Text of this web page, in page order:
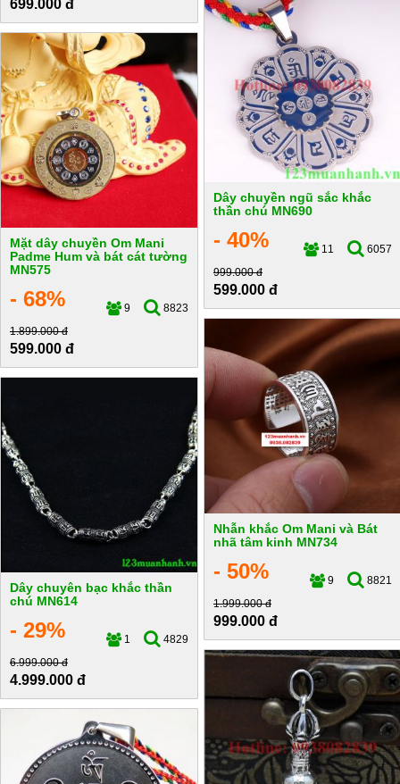
699.000 đ
Dây chuyền ngũ sắc khắc
thần chú MN690
- 40% 11
6057
999.000 đ
599.000 đ
Mặt dây chuyền Om Mani
Padme Hum và bát cát tường
MN575
- 68% 9
8823
1.899.000 đ
599.000 đ
Nhẫn khắc Om Mani và Bát
nhã tâm kinh MN734
- 50% 9
8821
1.999.000 đ
999.000 đ
Dây chuyên bạc khắc thần
chú MN614
- 29% 1
4829
6.999.000 đ
4.999.000 đ